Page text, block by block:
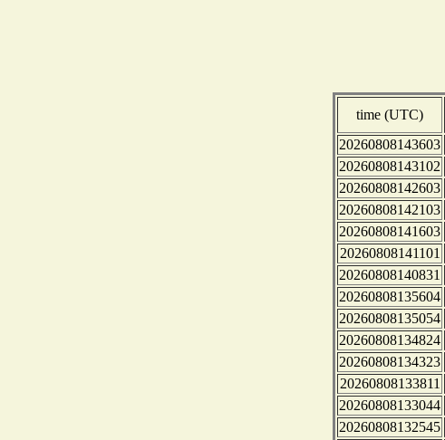
time (UTC)
20260808143603
20260808143102
20260808142603
20260808142103
20260808141603
20260808141101
20260808140831
20260808135604
20260808135054
20260808134824
20260808134323
20260808133811
20260808133044
20260808132545